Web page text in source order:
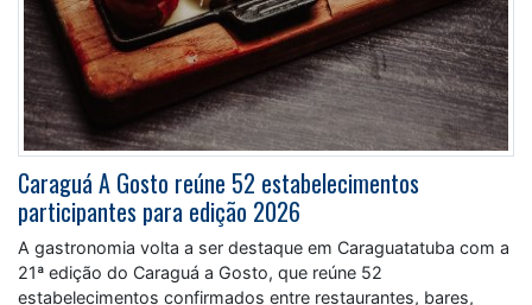
Caraguá A Gosto reúne 52 estabelecimentos
participantes para edição 2026
A gastronomia volta a ser destaque em Caraguatatuba com a
21ª edição do Caraguá a Gosto, que reúne 52
estabelecimentos confirmados entre restaurantes, bares,